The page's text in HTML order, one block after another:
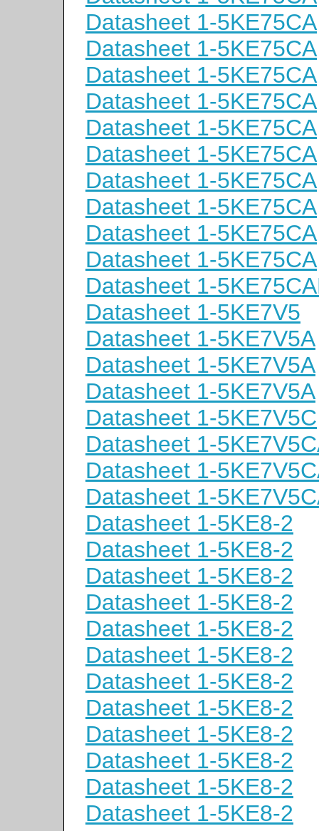
Datasheet 1-5KE75CA
Datasheet 1-5KE75CA
Datasheet 1-5KE75CA
Datasheet 1-5KE75CA
Datasheet 1-5KE75CA
Datasheet 1-5KE75CA
Datasheet 1-5KE75CA
Datasheet 1-5KE75CA
Datasheet 1-5KE75CA
Datasheet 1-5KE75CA
Datasheet 1-
Datasheet 1-5KE7V5
Datasheet 1-5KE7V5A
Datasheet 1-5KE7V5A
Datasheet 1-5KE7V5A
Datasheet 1-5KE7V5C
Datasheet 1-
Datasheet 1-
Datasheet 1-
Datasheet 1-5KE8-2
Datasheet 1-5KE8-2
Datasheet 1-5KE8-2
Datasheet 1-5KE8-2
Datasheet 1-5KE8-2
Datasheet 1-5KE8-2
Datasheet 1-5KE8-2
Datasheet 1-5KE8-2
Datasheet 1-5KE8-2
Datasheet 1-5KE8-2
Datasheet 1-5KE8-2
Datasheet 1-5KE8-2